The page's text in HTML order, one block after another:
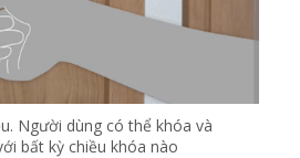
Người dùng có thể khóa và
bất kỳ chiều khóa nào